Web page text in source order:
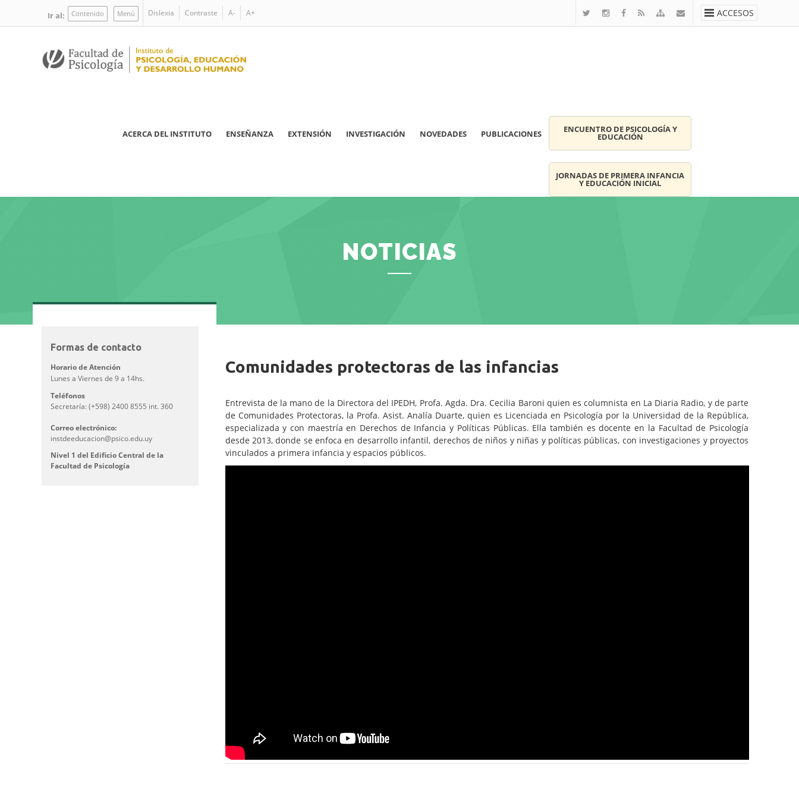
contenido
Ir al: Contenido Menú Dislexia Contraste A- A+ ACCESOS
principal
ACERCA DEL INSTITUTO ENSEÑANZA EXTENSIÓN INVESTIGACIÓN NOVEDADES PUBLICACIONES ENCUENTRO DE PSICOLOGÍA Y
EDUCACIÓN
JORNADAS DE PRIMERA INFANCIA
Y EDUCACIÓN INICIAL
NOTICIAS
Formas de contacto
Horario de Atención
Lunes a Viernes de 9 a 14hs.
Teléfonos
Secretaría: (+598) 2400 8555 int. 360
Correo electrónico:
instdeeducacion@psico.edu.uy
Nivel 1 del Edificio Central de la
Facultad de Psicología
Comunidades protectoras de las infancias
Entrevista de la mano de la Directora del IPEDH, Profa. Agda. Dra. Cecilia Baroni quien es columnista en La Diaria Radio, y de parte
de Comunidades Protectoras, la Profa. Asist. Analía Duarte, quien es Licenciada en Psicología por la Universidad de la República,
especializada y con maestría en Derechos de Infancia y Políticas Públicas. Ella también es docente en la Facultad de Psicología
desde 2013, donde se enfoca en desarrollo infantil, derechos de niños y niñas y políticas públicas, con investigaciones y proyectos
vinculados a primera infancia y espacios públicos.